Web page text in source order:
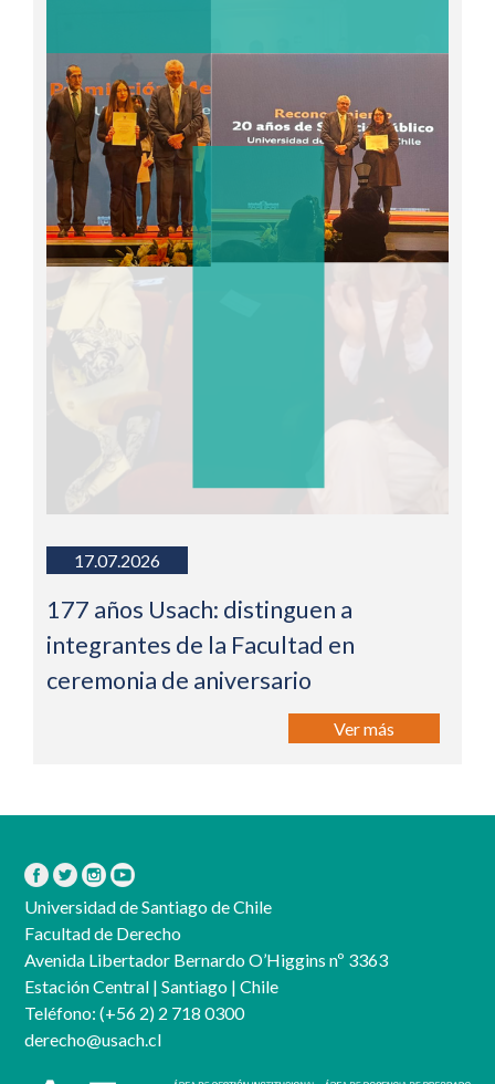
17.07.2026
177 años Usach: distinguen a
integrantes de la Facultad en
ceremonia de aniversario
Ver más
Universidad de Santiago de Chile
Facultad de Derecho
Avenida Libertador Bernardo O’Higgins nº 3363
Estación Central | Santiago | Chile
Teléfono: (+56 2) 2 718 0300
derecho@usach.cl